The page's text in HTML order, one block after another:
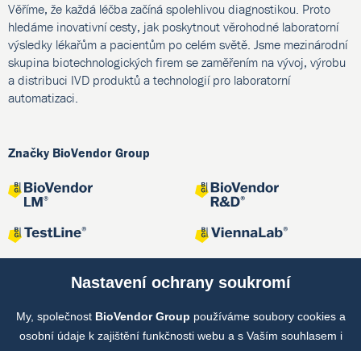
Věříme, že každá léčba začíná spolehlivou diagnostikou. Proto
hledáme inovativní cesty, jak poskytnout věrohodné laboratorní
výsledky lékařům a pacientům po celém světě. Jsme mezinárodní
skupina biotechnologických firem se zaměřením na vývoj, výrobu
a distribuci IVD produktů a technologií pro laboratorní
automatizaci.
Značky BioVendor Group
Společné projekty
Nastavení ochrany soukromí
My, společnost BioVendor Group používáme soubory cookies a
osobní údaje k zajištění funkčnosti webu a s Vaším souhlasem i